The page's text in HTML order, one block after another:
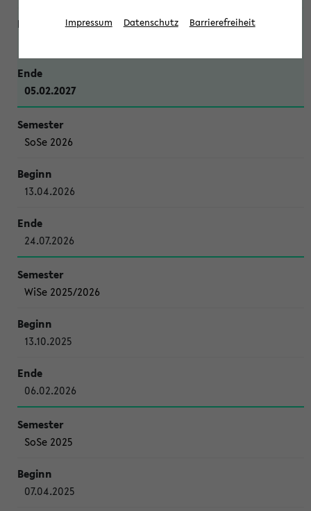
05.02.2027
SoSe 2026
13.04.2026
24.07.2026
WiSe 2025/2026
13.10.2025
06.02.2026
SoSe 2025
07.04.2025
Impressum Datenschutz Barrierefreiheit